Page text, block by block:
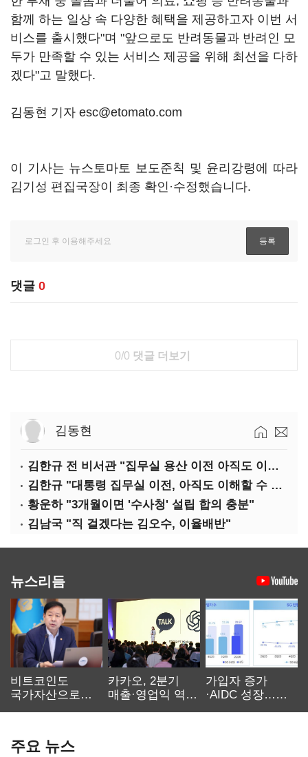
함께 하는 일상 속 다양한 혜택을 제공하고자 이번 서
비스를 출시했다"며 "앞으로도 반려동물과 반려인 모
두가 만족할 수 있는 서비스 제공을 위해 최선을 다하
겠다"고 말했다.
김동현 기자 esc@etomato.com
이 기사는 뉴스토마토 보도준칙 및 윤리강령에 따라
김기성 편집국장이 최종 확인·수정했습니다.
댓글 0
0/0 댓글 더보기
김동현
김한규 전 비서관 "집무실 용산 이전 아직도 이해 못 해…독단 우려"
김한규 "대통령 집무실 이전, 아직도 이해할 수 없는 결정"
황운하 "3개월이면 '수사청' 설립 합의 충분"
김남국 "직 걸겠다는 김오수, 이율배반"
뉴스리듬
비트코인도
국가자산으로…'
카카오, 2분기
매출·영업익 역대
가입자 증가
·AIDC 성장…
주요 뉴스